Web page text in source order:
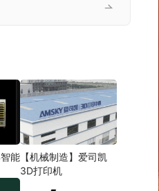
能 【机械制造】爱司凯
3D打印机